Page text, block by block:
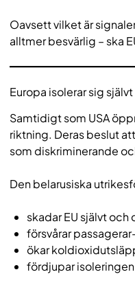
Oavsett vilket är
alltmer besvärlig – ska
Europa isolerar sig självt
Samtidigt som USA
riktning. Deras beslut
som diskriminerande
Den belarusiska
skadar EU självt och
försvårar
ökar
fördjupar